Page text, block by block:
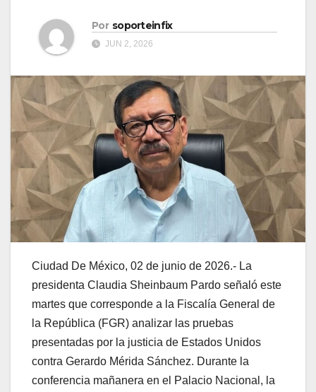
Por soporteinfix
JUN 2, 2026
Ciudad De México, 02 de junio de 2026.- La
presidenta Claudia Sheinbaum Pardo señaló este
martes que corresponde a la Fiscalía General de
la República (FGR) analizar las pruebas
presentadas por la justicia de Estados Unidos
contra Gerardo Mérida Sánchez. Durante la
conferencia mañanera en el Palacio Nacional, la